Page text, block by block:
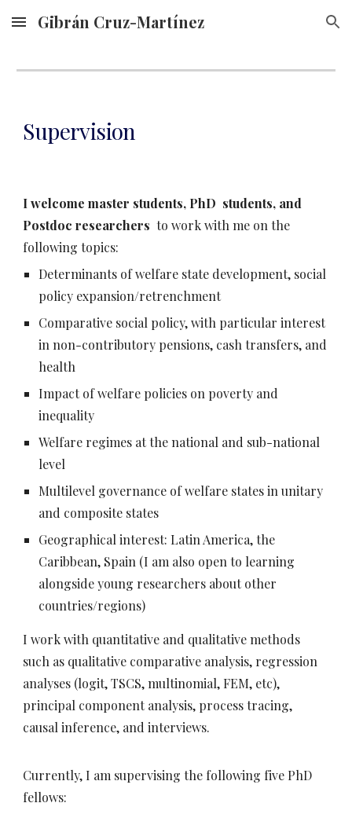
Skip to main content Skip to navigation
Gibrán Cruz-Martínez
Supervision
I welcome master students, PhD students, and
Postdoc researchers to work with me on the
following topics:
Determinants of welfare state development, social
policy expansion/retrenchment
Comparative social policy, with particular interest
in non-contributory pensions, cash transfers, and
health
Impact of welfare policies on poverty and
inequality
Welfare regimes at the national and sub-national
level
Multilevel governance of welfare states in unitary
and composite states
Geographical interest: Latin America, the
Caribbean, Spain (I am also open to learning
alongside young researchers about other
countries/regions)
I work with quantitative and qualitative methods
such as qualitative comparative analysis, regression
analyses (logit, TSCS, multinomial, FEM, etc),
principal component analysis, process tracing,
causal inference, and interviews.
Currently, I am supervising the following five PhD
fellows: